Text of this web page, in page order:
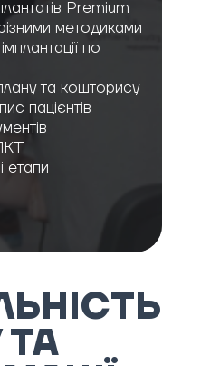
Рremium
методиками
по
та кошторису
пацієнтів
етапи